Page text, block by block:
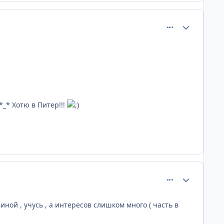
Хотю в Питер!!!
, учусь , а интересов слишком много ( часть в